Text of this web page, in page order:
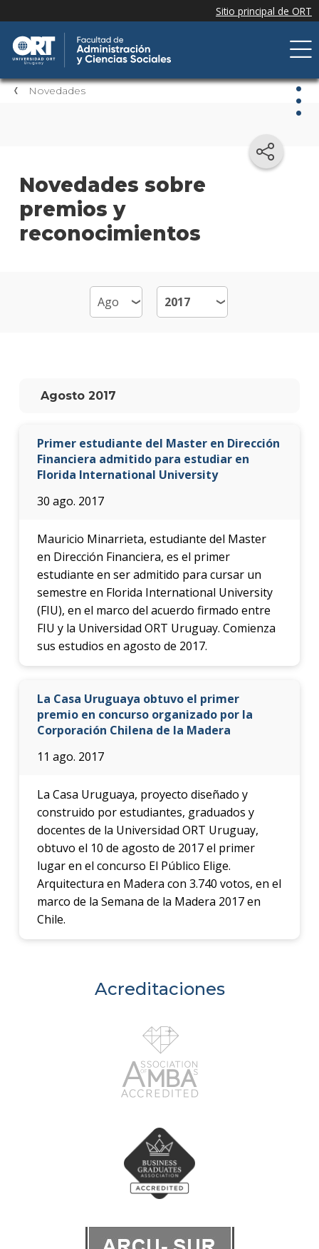
Novedades
Novedades sobre
premios y
reconocimientos
Agosto 2017
Primer estudiante del Master en Dirección
Financiera admitido para estudiar en
Florida International University
30 ago. 2017
Mauricio Minarrieta, estudiante del Master
en Dirección Financiera, es el primer
estudiante en ser admitido para cursar un
semestre en Florida International University
(FIU), en el marco del acuerdo firmado entre
FIU y la Universidad ORT Uruguay. Comienza
sus estudios en agosto de 2017.
La Casa Uruguaya obtuvo el primer
premio en concurso organizado por la
Corporación Chilena de la Madera
11 ago. 2017
La Casa Uruguaya, proyecto diseñado y
construido por estudiantes, graduados y
docentes de la Universidad ORT Uruguay,
obtuvo el 10 de agosto de 2017 el primer
lugar en el concurso El Público Elige.
Arquitectura en Madera con 3.740 votos, en el
marco de la Semana de la Madera 2017 en
Chile.
Acreditaciones